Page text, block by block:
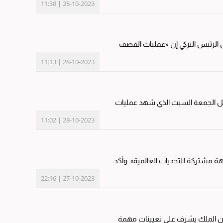
28-10-2023 | 11:38
رجب طيب إردوغان إسرائيل السبت بـ«وقف هذا الجنون فوراً» و«وضع حد لهجماتها»، في رسالة عبر منصة «اكس». وقال الرئيس التركي إن «عمليات القصف
28-10-2023 | 11:13
خلال ليل الجمعة السبت الذي شهد عمليات
28-10-2023 | 11:02
أجرى الرئيس الأميركي جو بايدن الجمعة محادثات مع وزير الخارجية الصيني وانغ يي، داعياً الصين إلى العمل مع الولايات المتحدة من أجل «مواجهة مشتركة للتحديات العالمية». وأكد
27-10-2023 | 22:16
ورغم أن المنصب شرفي إلى حد بعيد، إلا أن الملك يشرف على تعيينات مهمة